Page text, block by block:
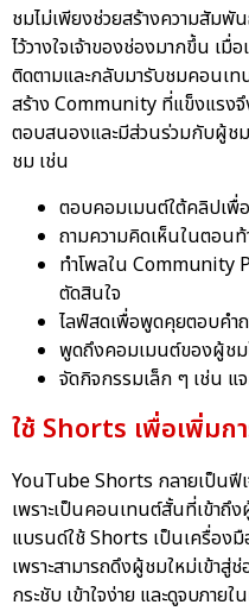
ชมไม่เพียงช่วยสร้างความสัม
ไว้วางใจเจ้าของช่องมากขึ้น เ
ติดตามและกลับมารับชมคอนเท
สร้าง Community ที่แข็งแรง
ตอบสนองและมีส่วนร่วมกับผู้ช
ชม เช่น
ตอบคอมเมนต์ใต้คลิปเ
ถามความคิดเห็นในตอนท้
ทำโพลใน Community
ตัดสินใจ
ไลฟ์สดเพื่อพูดคุยตอบคำ
พูดถึงคอมเมนต์ของผู้ชม
จัดกิจกรรมเล็ก ๆ เช่น
ใช้ Shorts เพื่อเพิ่มก
YouTube Shorts กลายเป็นฟีเ
เพราะเป็นคอนเทนต์สั้นที่เข้าถึง
แบรนด์ใช้ Shorts เป็นเครื่อง
เพราะสามารถดึงผู้ชมใหม่เข้าสู่
กระชับ เข้าใจง่าย และดูจบภายใ